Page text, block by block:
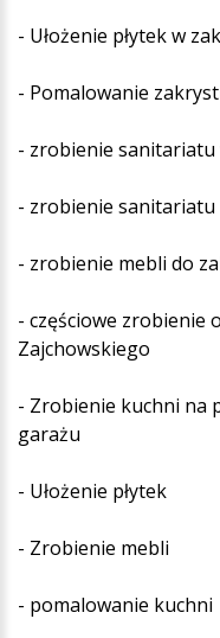
- Ułożenie płytek w
- Pomalowanie
- zrobienie sanitariatu
- zrobienie sanitariatu
- zrobienie mebli do
- częściowe zrobienie
Zajchowskiego
- Zrobienie kuchni na
garażu
- Ułożenie płytek
- Zrobienie mebli
- pomalowanie kuchni